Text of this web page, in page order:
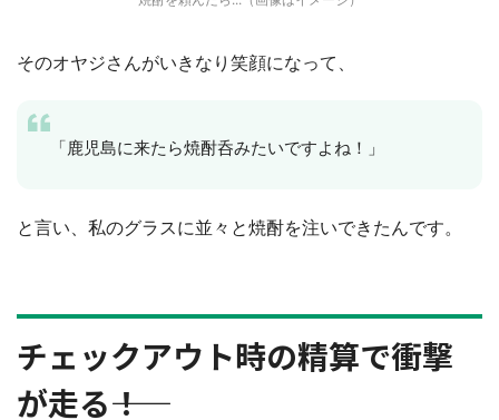
そのオヤジさんがいきなり笑顔になって、
「鹿児島に来たら焼酎呑みたいですよね！」
と言い、私のグラスに並々と焼酎を注いできたんです。
チェックアウト時の精算で衝撃
が走る――！